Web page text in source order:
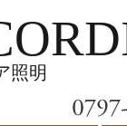
照明